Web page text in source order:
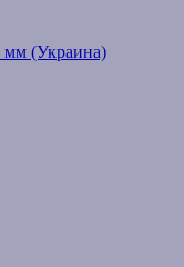
мм (Украина)